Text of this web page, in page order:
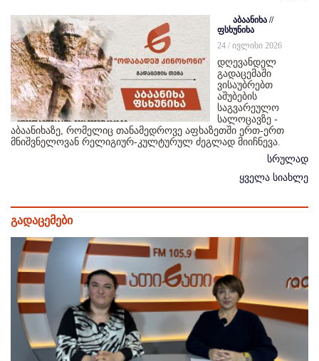
აბაანიხა //
ფსხუნიხა
24 / ივლისი 2026
დღევანდელ
გადაცემაში
ვისაუბრებთ
აშუბების
საგვარეულო
სალოცავზე -
აბაანიხაზე, რომელიც თანამედროვე აფხაზეთში ერთ-ერთ
მნიშვნელოვან რელიგიურ-კულტურულ ძეგლად მიიჩნევა.
სრულად
ყველა სიახლე
გადაცემები